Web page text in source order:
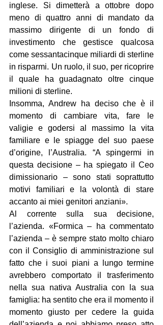
inglese. Si dimetterà a ottobre dopo
meno di quattro anni di mandato da
massimo dirigente di un fondo di
investimento che gestisce qualcosa
come sessantacinque miliardi di sterline
in risparmi. Un ruolo, il suo, per ricoprire
il quale ha guadagnato oltre cinque
milioni di sterline.
Insomma, Andrew ha deciso che è il
momento di cambiare vita, fare le
valigie e godersi al massimo la vita
familiare e le spiagge del suo paese
d’origine, l’Australia. “A spingermi in
questa decisione – ha spiegato il Ceo
dimissionario – sono stati soprattutto
motivi familiari e la volontà di stare
accanto ai miei genitori anziani».
Al corrente sulla sua decisione,
l’azienda. «Formica – ha commentato
l’azienda – è sempre stato molto chiaro
con il Consiglio di amministrazione sul
fatto che i suoi piani a lungo termine
avrebbero comportato il trasferimento
nella sua nativa Australia con la sua
famiglia: ha sentito che era il momento il
momento giusto per cedere la guida